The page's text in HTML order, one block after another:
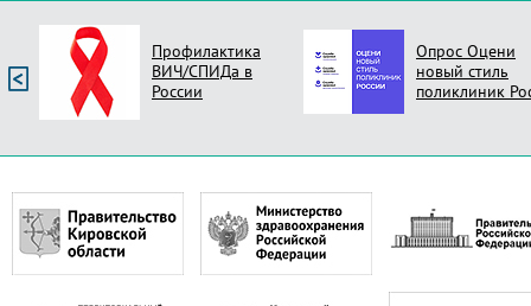
Профилактика
ВИЧ/СПИДа в
России
Опрос Оцени
новый стиль
поликлиник